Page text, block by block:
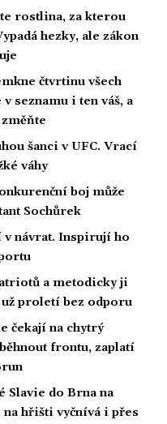
rostlina, za kterou
hezky, ale zákon
čtvrtinu všech
seznamu i ten váš, a
šanci v UFC. Vrací
váhy
boj může
Sochůrek
návrat. Inspirují ho
a metodicky ji
proletí bez odporu
čekají na chytrý
frontu, zaplatí
Slavie do Brna na
hřišti vyčnívá i přes